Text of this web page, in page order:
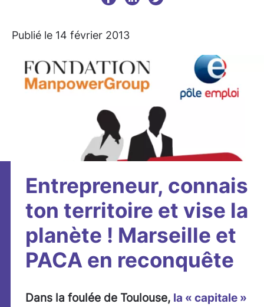
Publié le 14 février 2013
Entrepreneur, connais
ton territoire et vise la
planète ! Marseille et
PACA en reconquête
Dans la foulée de Toulouse, la « capitale »